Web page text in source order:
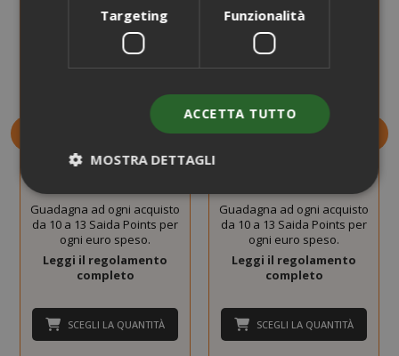
Guadagna 70 Saida Points
Guadagna ad ogni acquisto
da 10 a 13 Saida Points per
ogni euro speso.
Leggi il regolamento
completo
SCEGLI LA QUANTITÀ
480ml
Guadagna ad ogni acquisto
da 10 a 13 Saida Points per
ogni euro speso.
Leggi il regolamento
completo
SCEGLI LA QUANTITÀ
Targeting Funzionalità
ACCETTA TUTTO
MOSTRA DETTAGLI
Strettamente necessari
Performance
Targeting
Funzionalità
consentono le funzionalità principali del
sito web come l'accesso dell'utente e la
gestione dell'account. Il sito web non può